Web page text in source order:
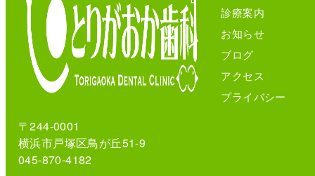
〒244-0001
横浜市戸塚区鳥が丘51-9
045-870-4182
診療案内
お知らせ
ブログ
アクセス
プライバシー